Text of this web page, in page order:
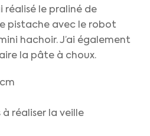
réalisé le praliné de
pistache avec le robot
hachoir. J’ai également
la pâte à choux.
réaliser la veille